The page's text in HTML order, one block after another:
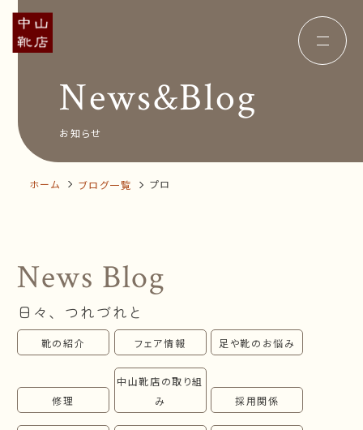
Concept コンセプト
Insole オーダー中敷き
News&Blog
Company
オンラインショップ
お問い合わせ
News&Blog
お知らせ
ホーム ブログ一覧 プロ
News Blog
日々、つれづれと
靴の紹介 フェア情報 足や靴のお悩み
修理
中山靴店の取り組
み
採用関係